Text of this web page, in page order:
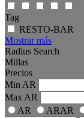
Tag
RESTO-BAR
Mostrar más
Radius Search
Millas
Precios
Min AR
Max AR
AR
ARAR